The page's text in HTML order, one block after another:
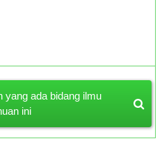
yang ada bidang ilmu
ini